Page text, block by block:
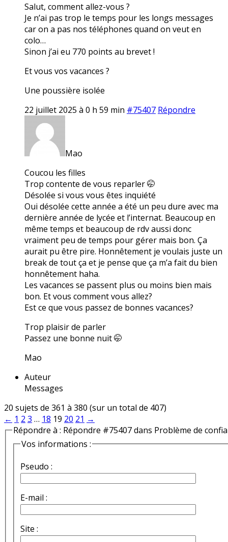
Salut, comment allez-vous ?
Je n’ai pas trop le temps pour les longs messages
car on a pas nos téléphones quand on veut en
colo…
Sinon j’ai eu 770 points au brevet !
Et vous vos vacances ?
Une poussière isolée
22 juillet 2025 à 0 h 59 min #75407 Répondre
Mao
Coucou les filles
Trop contente de vous reparler 🤭
Désolée si vous vous êtes inquiété
Oui désolée cette année a été un peu dure avec ma
dernière année de lycée et l’internat. Beaucoup en
même temps et beaucoup de rdv aussi donc
vraiment peu de temps pour gérer mais bon. Ça
aurait pu être pire. Honnêtement je voulais juste un
break de tout ça et je pense que ça m’a fait du bien
honnêtement haha.
Les vacances se passent plus ou moins bien mais
bon. Et vous comment vous allez?
Est ce que vous passez de bonnes vacances?
Trop plaisir de parler
Passez une bonne nuit 🤭
Mao
Auteur
Messages
20 sujets de 361 à 380 (sur un total de 407)
← 1 2 3 … 18 19 20 21 →
Répondre à : Répondre #75407 dans Problème de
Vos informations :
Pseudo :
E-mail :
Site :